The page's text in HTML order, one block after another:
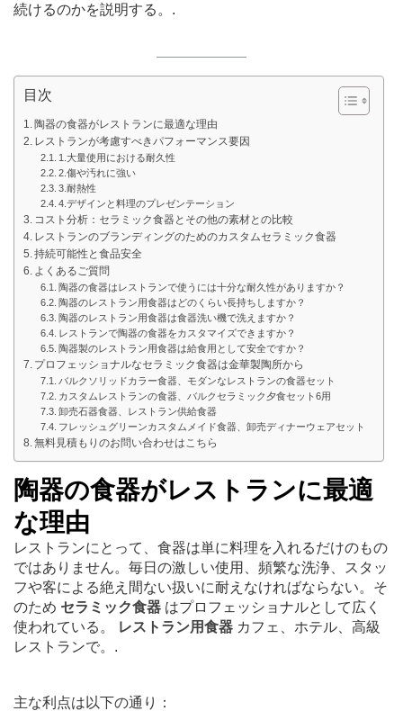
続けるのかを説明する。.
目次
陶器の食器がレストランに最適な理由
レストランが考慮すべきパフォーマンス要因
1.大量使用における耐久性
2.傷や汚れに強い
3.耐熱性
4.デザインと料理のプレゼンテーション
コスト分析：セラミック食器とその他の素材との比較
レストランのブランディングのためのカスタムセラミック食器
持続可能性と食品安全
よくあるご質問
陶器の食器はレストランで使うには十分な耐久性がありますか？
陶器のレストラン用食器はどのくらい長持ちしますか？
陶器のレストラン用食器は食器洗い機で洗えますか？
レストランで陶器の食器をカスタマイズできますか？
陶器製のレストラン用食器は給食用として安全ですか？
プロフェッショナルなセラミック食器は金華製陶所から
バルクソリッドカラー食器、モダンなレストランの食器セット
カスタムレストランの食器、バルクセラミック夕食セット6用
卸売石器食器、レストラン供給食器
フレッシュグリーンカスタムメイド食器、卸売ディナーウェアセット
無料見積もりのお問い合わせはこちら
陶器の食器がレストランに最適
な理由
レストランにとって、食器は単に料理を入れるだけのもの
ではありません。毎日の激しい使用、頻繁な洗浄、スタッ
フや客による絶え間ない扱いに耐えなければならない。そ
のため セラミック食器 はプロフェッショナルとして広く
使われている。
レストラン用食器 カフェ、ホテル、高級
レストランで。.
主な利点は以下の通り：